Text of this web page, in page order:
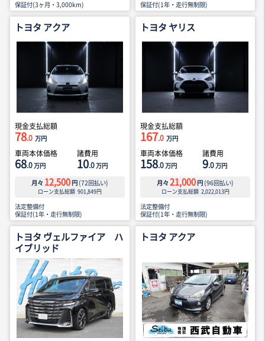
保証付(3ヶ月・3,000km)
保証付(1年・走行無制限)
トヨタ アクア
現金支払総額
78.0 万円
車両本体価格
68.0万円
諸費用
10.0万円
月々 12,500 円 (72回払い)
ローン支払総額 901,849円
法定整備付
保証付(1年・走行無制限)
トヨタ ヤリス
現金支払総額
167.0 万円
車両本体価格
158.0万円
諸費用
9.0万円
月々 21,000 円 (96回払い)
ローン支払総額 2,022,013円
法定整備付
保証付(1年・走行無制限)
トヨタ ヴェルファイア ハ
イブリッド
トヨタ アクア